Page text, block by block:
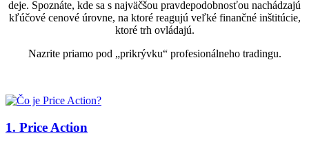
deje. Spoznáte, kde sa s najväčšou pravdepodobnosťou nachádzajú
kľúčové cenové úrovne, na ktoré reagujú veľké finančné inštitúcie,
ktoré trh ovládajú.
Nazrite priamo pod „prikrývku“ profesionálneho tradingu.
1. Price Action